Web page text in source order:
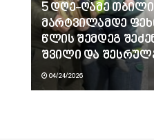
5 დღე-ღამე
მარტვილამდე
წლის შემდეგ
შვილი და
04/24/2026